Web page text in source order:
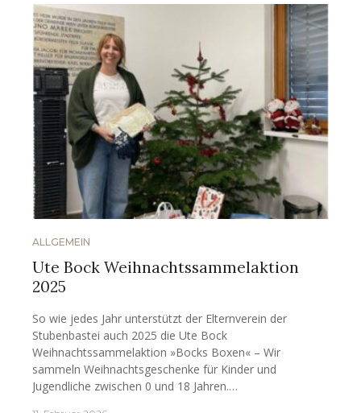
ALLGEMEIN
Ute Bock Weihnachtssammelaktion
2025
So wie jedes Jahr unterstützt der Elternverein der
Stubenbastei auch 2025 die Ute Bock
Weihnachtssammelaktion »Bocks Boxen« – Wir
sammeln Weihnachtsgeschenke für Kinder und
Jugendliche zwischen 0 und 18 Jahren.…